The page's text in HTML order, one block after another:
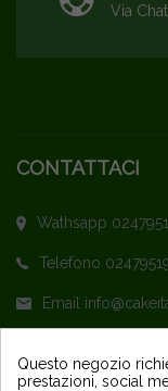
Via
CONTATTACI
Wathsapp
Telefono
Email
dalle ore 9,30 alle
Questo negozio
prestazioni, social